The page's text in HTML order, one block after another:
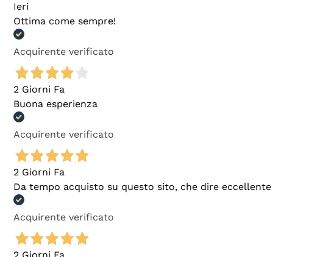
Ieri
Ottima come sempre!
Acquirente verificato
2 Giorni Fa
Buona esperienza
Acquirente verificato
2 Giorni Fa
Da tempo acquisto su questo sito, che dire eccellente
Acquirente verificato